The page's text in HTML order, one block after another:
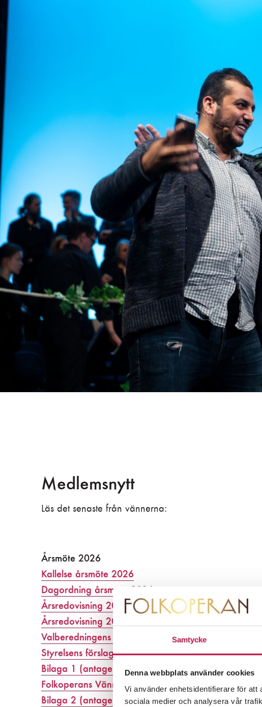
Samtycke
Denna webbplats använder cookies
Vi använder enhetsidentifierare för att
sociala medier och analysera vår
Medlemsnytt
Läs det senaste från vännerna:
Årsmöte 2026
Kallelse årsmöte 2026
Dagordning årsmöte 2026
Årsredovisning 2025 Föreningen Folkoperans Vänner
Årsredovisning 2025 Föreningen Folkoperans
Valberedningens förslag till styrelse och revisorer
Styrelsens förslag till valberedning
Bilaga 1 (antagen proposition vid årsmötet 2025
Folkoperans Vänner för beslut)
Bilaga 2 (antagen proposition vid årsmötet 2025